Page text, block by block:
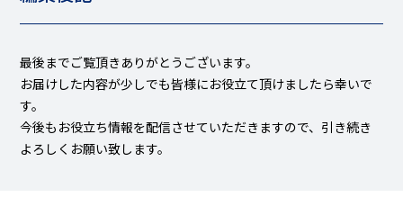
最後までご覧頂きありがとうございます。
お届けした内容が少しでも皆様にお役立て頂けましたら幸いで
す。
今後もお役立ち情報を配信させていただきますので、引き続き
よろしくお願い致します。